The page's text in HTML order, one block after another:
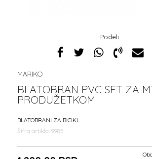
Podeli
MARIKO
BLATOBRAN PVC SET ZA
PRODUŽETKOM
BLATOBRANI ZA BICIKL
Šifra artikla: 9985